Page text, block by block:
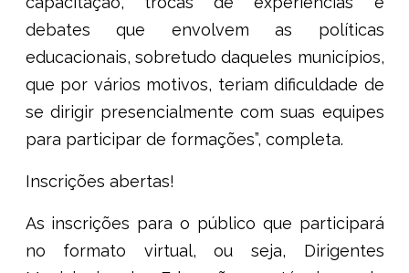
debates que envolvem as políticas
educacionais, sobretudo daqueles municípios,
que por vários motivos, teriam dificuldade de
se dirigir presencialmente com suas equipes
para participar de formações”, completa.
Inscrições abertas!
As inscrições para o público que participará
no formato virtual, ou seja, Dirigentes